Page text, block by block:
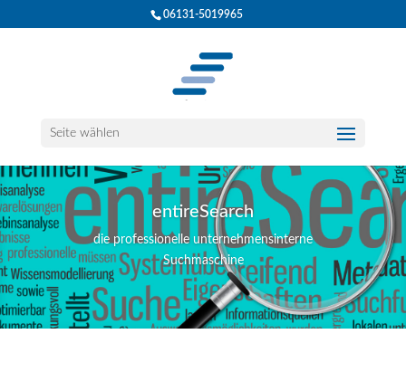
06131-5019965
Seite wählen
entireSearch
die professionelle unternehmensinterne
Suchmaschine